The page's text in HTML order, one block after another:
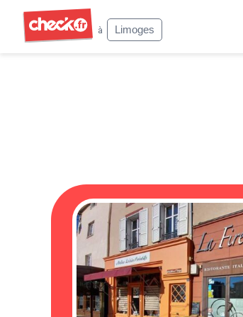
à
Limoges